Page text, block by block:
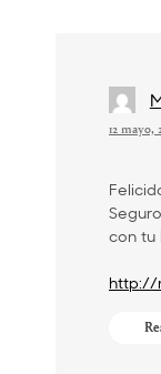
12 mayo,
con tu
http://